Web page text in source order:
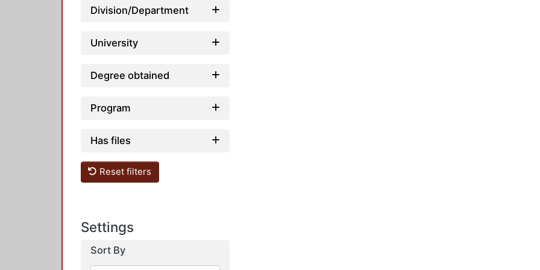
Division/Department
University
Degree obtained
Program
Has files
Reset filters
Settings
Sort By